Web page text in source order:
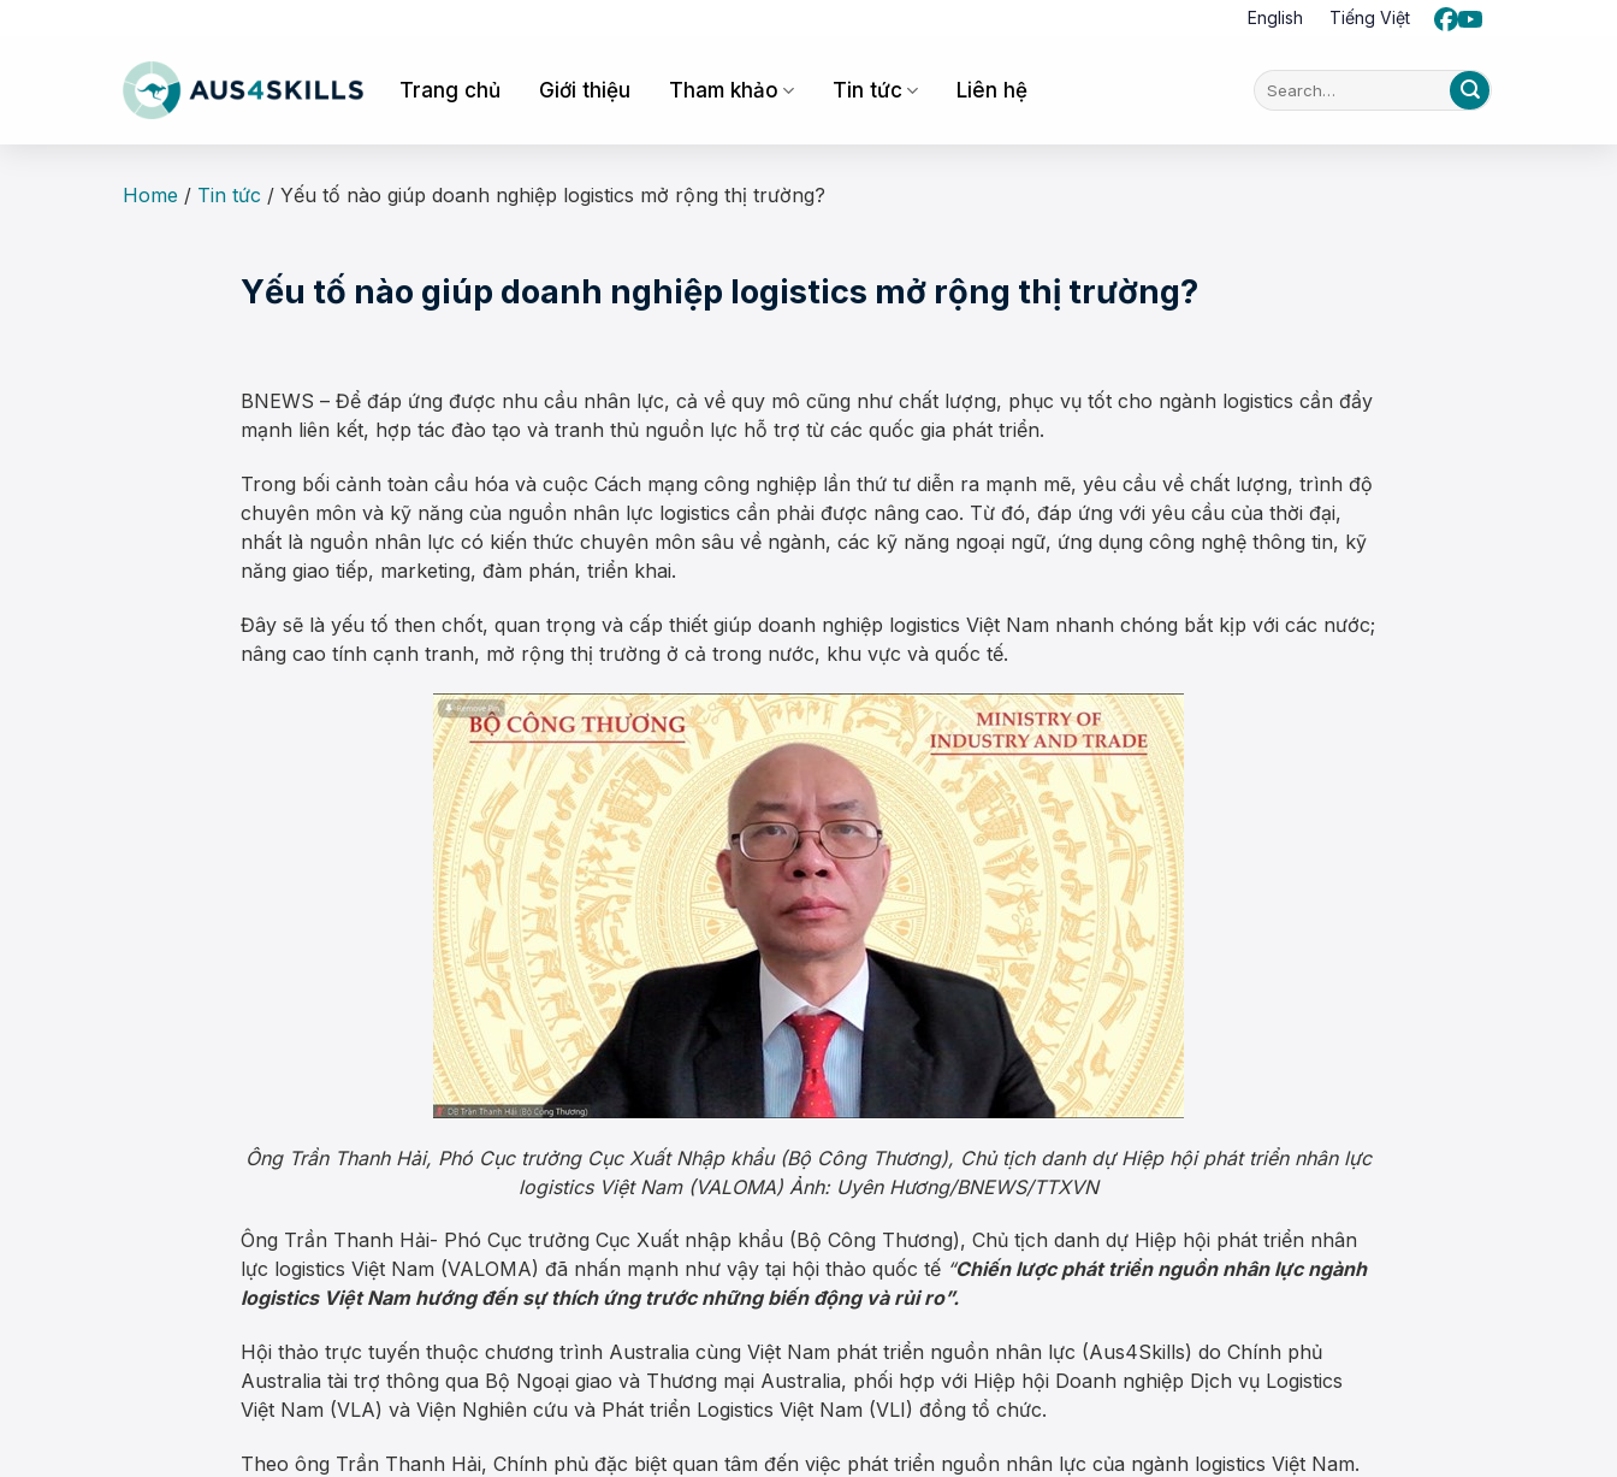
English Tiếng Việt
Trang chủ Giới thiệu Tham khảo Tin tức Liên hệ
Home / Tin tức / Yếu tố nào giúp doanh nghiệp logistics mở rộng thị trường?
Yếu tố nào giúp doanh nghiệp logistics mở rộng thị trường?
BNEWS – Để đáp ứng được nhu cầu nhân lực, cả về quy mô cũng như chất lượng, phục vụ tốt cho ngành logistics cần đẩy
mạnh liên kết, hợp tác đào tạo và tranh thủ nguồn lực hỗ trợ từ các quốc gia phát triển.
Trong bối cảnh toàn cầu hóa và cuộc Cách mạng công nghiệp lần thứ tư diễn ra mạnh mẽ, yêu cầu về chất lượng, trình độ
chuyên môn và kỹ năng của nguồn nhân lực logistics cần phải được nâng cao. Từ đó, đáp ứng với yêu cầu của thời đại,
nhất là nguồn nhân lực có kiến thức chuyên môn sâu về ngành, các kỹ năng ngoại ngữ, ứng dụng công nghệ thông tin, kỹ
năng giao tiếp, marketing, đàm phán, triển khai.
Đây sẽ là yếu tố then chốt, quan trọng và cấp thiết giúp doanh nghiệp logistics Việt Nam nhanh chóng bắt kịp với các nước;
nâng cao tính cạnh tranh, mở rộng thị trường ở cả trong nước, khu vực và quốc tế.
Ông Trần Thanh Hải, Phó Cục trưởng Cục Xuất Nhập khẩu (Bộ Công Thương), Chủ tịch danh dự Hiệp hội phát triển nhân lực
logistics Việt Nam (VALOMA) Ảnh: Uyên Hương/BNEWS/TTXVN
Ông Trần Thanh Hải- Phó Cục trưởng Cục Xuất nhập khẩu (Bộ Công Thương), Chủ tịch danh dự Hiệp hội phát triển nhân
lực logistics Việt Nam (VALOMA) đã nhấn mạnh như vậy tại hội thảo quốc tế “Chiến lược phát triển nguồn nhân lực ngành
logistics Việt Nam hướng đến sự thích ứng trước những biến động và rủi ro”.
Hội thảo trực tuyến thuộc chương trình Australia cùng Việt Nam phát triển nguồn nhân lực (Aus4Skills) do Chính phủ
Australia tài trợ thông qua Bộ Ngoại giao và Thương mại Australia, phối hợp với Hiệp hội Doanh nghiệp Dịch vụ Logistics
Việt Nam (VLA) và Viện Nghiên cứu và Phát triển Logistics Việt Nam (VLI) đồng tổ chức.
Theo ông Trần Thanh Hải, Chính phủ đặc biệt quan tâm đến việc phát triển nguồn nhân lực của ngành logistics Việt Nam.